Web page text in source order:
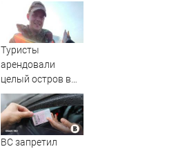
Туристы
арендовали
целый остров в
Карелии (ФОТО)
ВС запретил